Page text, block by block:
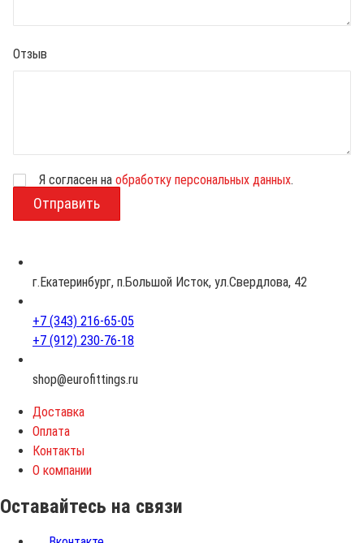
Отзыв
з
Я согласен на обработку персональных данных.
г.Екатеринбург, п.Большой Исток, ул.Свердлова, 42
+7 (343) 216-65-05
+7 (912) 230-76-18
shop@eurofittings.ru
Доставка
Оплата
Контакты
О компании
Оставайтесь на связи